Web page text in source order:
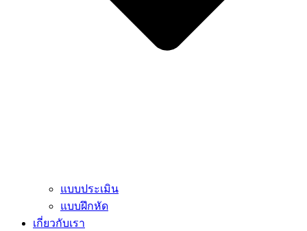
แบบประเมิน
แบบฝึกหัด
เกี่ยวกับเรา